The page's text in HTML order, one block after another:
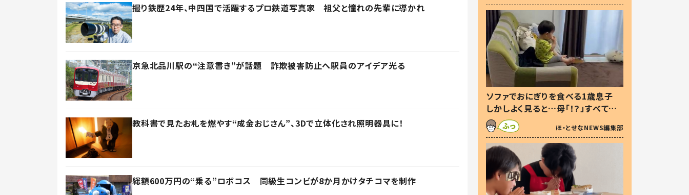
撮り鉄歴24年、中四国で活躍するプロ鉄道写真家 祖父と憧れの先輩に導かれ
京急北品川駅の“注意書き”が話題 詐欺被害防止へ駅員のアイデア光る
教科書で見たお札を燃やす“成金おじさん”、3Dで立体化され照明器具に！
総額600万円の“乗る”ロボコス 同級生コンビが8か月かけタチコマを制作
ソファでおにぎりを食べる1歳息子
しかしよく見ると…母「！？」すべてを
察した母の投稿に「可愛いから許
す！」「現行犯〜」
ほ・とせなNEWS編集部